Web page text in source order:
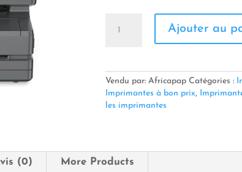
Imprimante
Monochrome
DELI
M3100ADN
Ajouter au
Vendu par: Africapap Catégories :
Imprimantes à bon prix,
les imprimantes
(0) More Products